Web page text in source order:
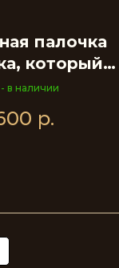
палочка
который
2
в наличии
р.